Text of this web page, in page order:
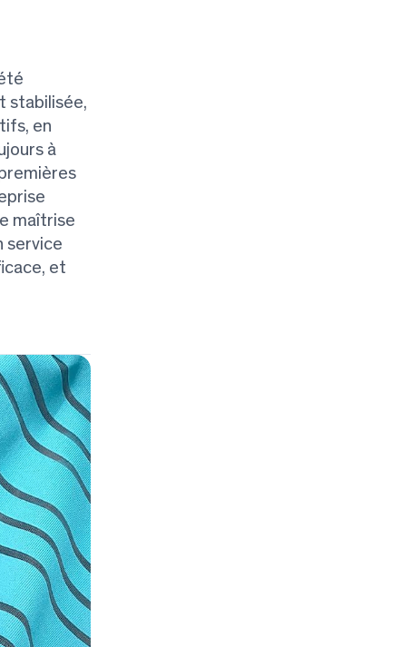
stabilisée,
en
à
maîtrise
service
et